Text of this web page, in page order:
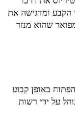
הקבע ומדגישה את
שהוא מנזר
באופן קבוע
על ידי רשות